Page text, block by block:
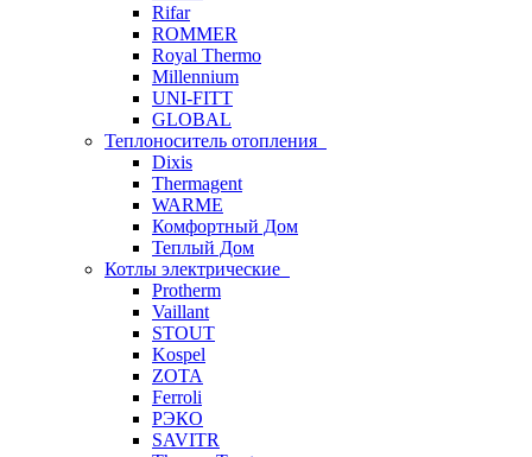
Rifar
ROMMER
Royal Thermo
Millennium
UNI-FITT
GLOBAL
Теплоноситель отопления
Dixis
Thermagent
WARME
Комфортный Дом
Теплый Дом
Котлы электрические
Protherm
Vaillant
STOUT
Kospel
ZOTA
Ferroli
РЭКО
SAVITR